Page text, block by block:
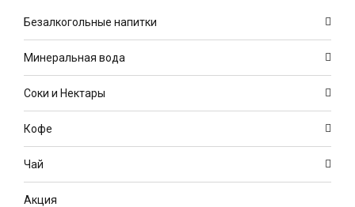
Безалкогольные напитки
Минеральная вода
Соки и Нектары
Кофе
Чай
Акция